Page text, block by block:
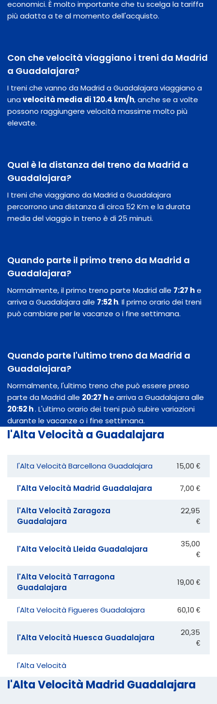
economici. È molto importante che tu scelga la tariffa
più adatta a te al momento dell'acquisto.
Con che velocità viaggiano i treni da Madrid
a Guadalajara?
I treni che vanno da Madrid a Guadalajara viaggiano a
unavelocità media di 120.4 km/h, anche se a volte
possono raggiungere velocità massime molto più
elevate.
Qual è la distanza del treno da Madrid a
Guadalajara?
I treni che viaggiano da Madrid a Guadalajara
percorrono una distanza di circa 52 Km e la durata
media del viaggio in treno è di 25 minuti.
Quando parte il primo treno da Madrid a
Guadalajara?
Normalmente, il primo treno parte Madrid alle 7:27 he
arriva a Guadalajara alle 7:52 h. Il primo orario dei treni
può cambiare per le vacanze o i fine settimana.
Quando parte l'ultimo treno da Madrid a
Guadalajara?
Normalmente, l'ultimo treno che può essere preso
parte da Madrid alle 20:27 he arriva a Guadalajara alle
20:52 h. L'ultimo orario dei treni può subire variazioni
durante le vacanze o i fine settimana.
l'Alta Velocità a Guadalajara
l'Alta Velocità Barcellona Guadalajara 15,00 €
l'Alta Velocità Madrid Guadalajara 7,00 €
l'Alta Velocità Zaragoza
Guadalajara
22,95
€
l'Alta Velocità Lleida Guadalajara
35,00
€
l'Alta Velocità Tarragona
Guadalajara
19,00 €
l'Alta Velocità Figueres Guadalajara 60,10 €
l'Alta Velocità Huesca Guadalajara
20,35
€
l'Alta Velocità
l'Alta Velocità Madrid Guadalajara